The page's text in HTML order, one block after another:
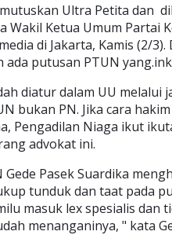
Ultra Petita dan
Wakil Ketua Umum Partai
di Jakarta, Kamis (2/
putusan PTUN
diatur dalam UU melalui
bukan PN. Jika cara
Pengadilan Niaga ikut
advokat ini.
Pasek Suardika
tunduk dan taat pada
masuk lex spesialis dan
menanganinya, " kata